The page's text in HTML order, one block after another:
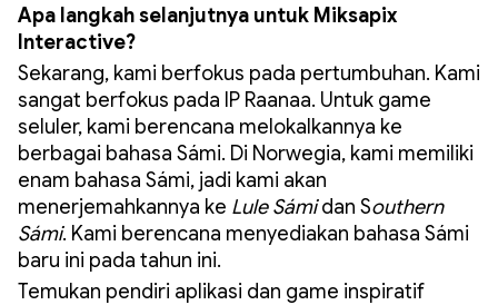
Apa langkah selanjutnya untuk Miksapix
Interactive?
Sekarang, kami berfokus pada pertumbuhan. Kami
sangat berfokus pada IP Raanaa. Untuk game
seluler, kami berencana melokalkannya ke
berbagai bahasa Sámi. Di Norwegia, kami memiliki
enam bahasa Sámi, jadi kami akan
menerjemahkannya ke Lule Sámidan Southern
Sámi. Kami berencana menyediakan bahasa Sámi
baru ini pada tahun ini.
Temukan pendiri aplikasi dan game inspiratif